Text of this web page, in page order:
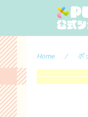
Home ポ